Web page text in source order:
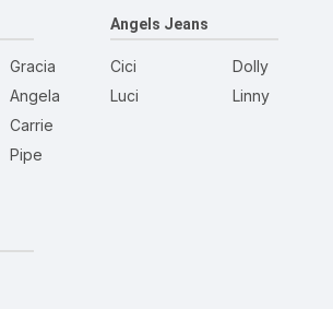
Gracia
Angela
Carrie
Pipe
Angels Jeans
Cici
Luci
Dolly
Linny